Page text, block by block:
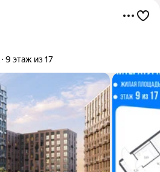
9 этаж из 17